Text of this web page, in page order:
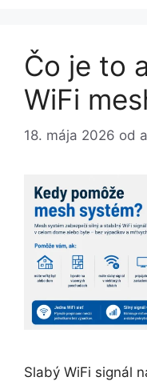
Čo je to
WiFi
18. mája 2026 od
Slabý WiFi signál